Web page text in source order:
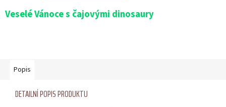
Veselé Vánoce s čajovými dinosaury
Popis
DETAILNÍ POPIS PRODUKTU